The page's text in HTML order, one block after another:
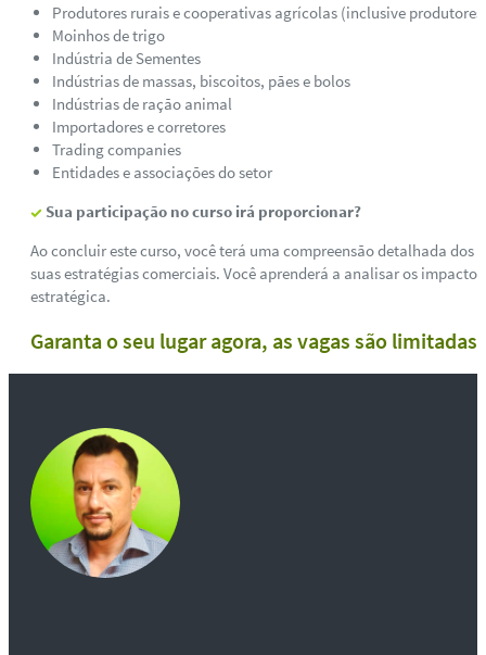
Produtores rurais e cooperativas agrícolas (inclusive
Moinhos de trigo
Indústria de Sementes
Indústrias de massas, biscoitos, pães e bolos
Indústrias de ração animal
Importadores e corretores
Trading companies
Entidades e associações do setor
Sua participação no curso irá proporcionar?
Ao concluir este curso, você terá uma compreensão detalhada
suas estratégias comerciais. Você aprenderá a analisar os
estratégica.
Garanta o seu lugar agora, as vagas são limitadas!